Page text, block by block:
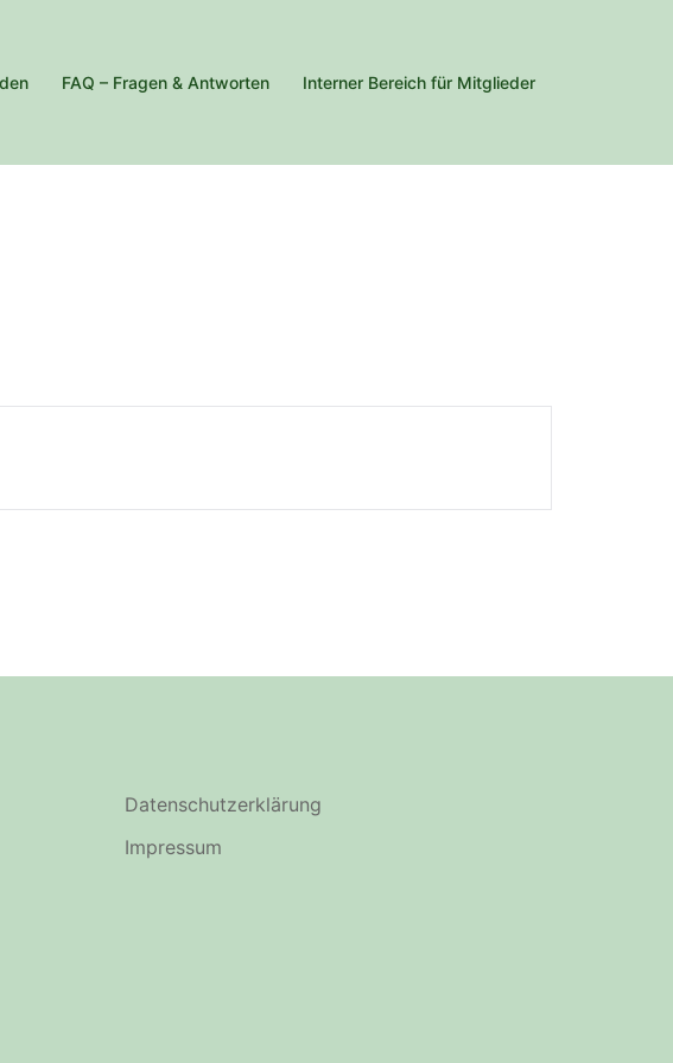
FAQ – Fragen & Antworten Interner Bereich für Mitglieder
Datenschutzerklärung
Impressum